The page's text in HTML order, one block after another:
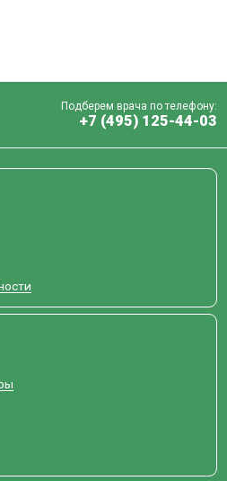
Подберем врача по телефону:
+7 (495) 125-44-03